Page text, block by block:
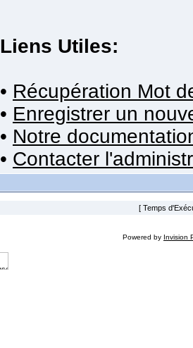
Liens Utiles:
• Récupération Mot
• Enregistrer un
• Notre
• Contacter
[ Temps
Powered by Invision